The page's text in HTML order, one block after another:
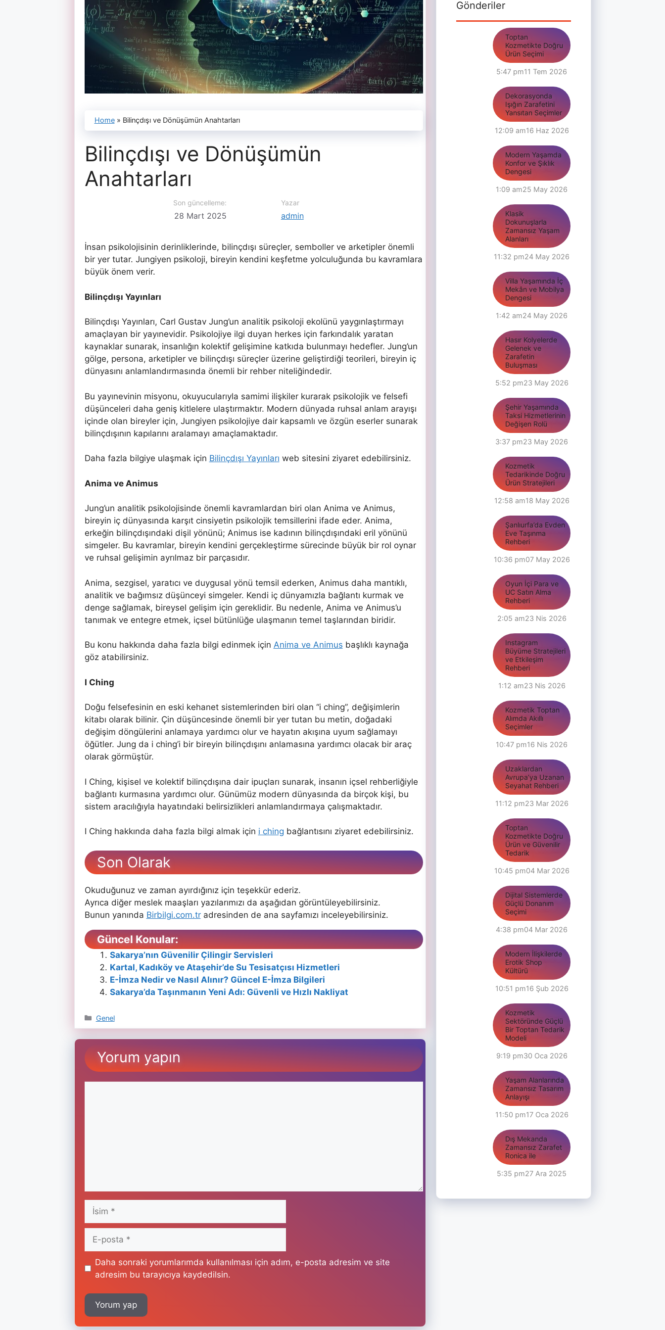
Home» Bilinçdışı ve Dönüşümün Anahtarları
Bilinçdışı ve Dönüşümün
Anahtarları
Son güncelleme:
28 Mart 2025
Yazar
admin
İnsan psikolojisinin derinliklerinde, bilinçdışı süreçler, semboller ve arketipler önemli
bir yer tutar. Jungiyen psikoloji, bireyin kendini keşfetme yolculuğunda bu kavramlara
büyük önem verir.
Bilinçdışı Yayınları
Bilinçdışı Yayınları, Carl Gustav Jung’un analitik psikoloji ekolünü yaygınlaştırmayı
amaçlayan bir yayınevidir. Psikolojiye ilgi duyan herkes için farkındalık yaratan
kaynaklar sunarak, insanlığın kolektif gelişimine katkıda bulunmayı hedefler. Jung’un
gölge, persona, arketipler ve bilinçdışı süreçler üzerine geliştirdiği teorileri, bireyin iç
dünyasını anlamlandırmasında önemli bir rehber niteliğindedir.
Bu yayınevinin misyonu, okuyucularıyla samimi ilişkiler kurarak psikolojik ve felsefi
düşünceleri daha geniş kitlelere ulaştırmaktır. Modern dünyada ruhsal anlam arayışı
içinde olan bireyler için, Jungiyen psikolojiye dair kapsamlı ve özgün eserler sunarak
bilinçdışının kapılarını aralamayı amaçlamaktadır.
Daha fazla bilgiye ulaşmak için Bilinçdışı Yayınları web sitesini ziyaret edebilirsiniz.
Anima ve Animus
Jung’un analitik psikolojisinde önemli kavramlardan biri olan Anima ve Animus,
bireyin iç dünyasında karşıt cinsiyetin psikolojik temsillerini ifade eder. Anima,
erkeğin bilinçdışındaki dişil yönünü; Animus ise kadının bilinçdışındaki eril yönünü
simgeler. Bu kavramlar, bireyin kendini gerçekleştirme sürecinde büyük bir rol oynar
ve ruhsal gelişimin ayrılmaz bir parçasıdır.
Anima, sezgisel, yaratıcı ve duygusal yönü temsil ederken, Animus daha mantıklı,
analitik ve bağımsız düşünceyi simgeler. Kendi iç dünyamızla bağlantı kurmak ve
denge sağlamak, bireysel gelişim için gereklidir. Bu nedenle, Anima ve Animus’u
tanımak ve entegre etmek, içsel bütünlüğe ulaşmanın temel taşlarından biridir.
Bu konu hakkında daha fazla bilgi edinmek için Anima ve Animus başlıklı kaynağa
göz atabilirsiniz.
I Ching
Doğu felsefesinin en eski kehanet sistemlerinden biri olan “i ching”, değişimlerin
kitabı olarak bilinir. Çin düşüncesinde önemli bir yer tutan bu metin, doğadaki
değişim döngülerini anlamaya yardımcı olur ve hayatın akışına uyum sağlamayı
öğütler. Jung da i ching’i bir bireyin bilinçdışını anlamasına yardımcı olacak bir araç
olarak görmüştür.
I Ching, kişisel ve kolektif bilinçdışına dair ipuçları sunarak, insanın içsel rehberliğiyle
bağlantı kurmasına yardımcı olur. Günümüz modern dünyasında da birçok kişi, bu
sistem aracılığıyla hayatındaki belirsizlikleri anlamlandırmaya çalışmaktadır.
I Ching hakkında daha fazla bilgi almak için i ching bağlantısını ziyaret edebilirsiniz.
SonOlarak
Okuduğunuz ve zaman ayırdığınız için teşekkür ederiz.
Ayrıca diğer meslek maaşları yazılarımızı da aşağıdan görüntüleyebilirsiniz.
Bunun yanında Birbilgi.com.tradresinden de ana sayfamızı inceleyebilirsiniz.
Güncel Konular:
Sakarya’nın Güvenilir Çilingir Servisleri
Kartal, Kadıköy ve Ataşehir’de Su Tesisatçısı Hizmetleri
E-İmza Nedir ve Nasıl Alınır? Güncel E-İmza Bilgileri
Sakarya’da Taşınmanın Yeni Adı: Güvenli ve Hızlı Nakliyat
Kategoriler
Genel
Yorum yapın
İsim
posta
Daha sonraki yorumlarımda kullanılması için adım, e-posta adresim ve site
adresim bu tarayıcıya kaydedilsin.
Gönderiler
Toptan
Kozmetikte Doğru
Ürün Seçimi
5:47 pm11 Tem 2026
Dekorasyonda
Işığın Zarafetini
Yansıtan Seçimler
12:09 am16 Haz 2026
Modern Yaşamda
Konfor ve Şıklık
Dengesi
1:09 am25 May 2026
Klasik
Dokunuşlarla
Zamansız Yaşam
Alanları
11:32 pm24 May 2026
Villa Yaşamında İç
Mekân ve Mobilya
Dengesi
1:42 am24 May 2026
Hasır Kolyelerde
Gelenek ve
Zarafetin
Buluşması
5:52 pm23 May 2026
Şehir Yaşamında
Taksi Hizmetlerinin
Değişen Rolü
3:37 pm23 May 2026
Kozmetik
Tedarikinde Doğru
Ürün Stratejileri
12:58 am18 May 2026
Şanlıurfa’da Evden
Eve Taşınma
Rehberi
10:36 pm07 May 2026
Oyun İçi Para ve
UC Satın Alma
Rehberi
2:05 am23 Nis 2026
Instagram
Büyüme Stratejileri
ve Etkileşim
Rehberi
1:12 am23 Nis 2026
Kozmetik Toptan
Alımda Akıllı
Seçimler
10:47 pm16 Nis 2026
Uzaklardan
Avrupa’ya Uzanan
Seyahat Rehberi
11:12 pm23 Mar 2026
Toptan
Kozmetikte Doğru
Ürün ve Güvenilir
Tedarik
10:45 pm04 Mar 2026
Dijital Sistemlerde
Güçlü Donanım
Seçimi
4:38 pm04 Mar 2026
Modern İlişkilerde
Erotik Shop
Kültürü
10:51 pm16 Şub 2026
Kozmetik
Sektöründe Güçlü
Bir Toptan Tedarik
Modeli
9:19 pm30 Oca 2026
Yaşam Alanlarında
Zamansız Tasarım
Anlayışı
11:50 pm17 Oca 2026
Dış Mekanda
Zamansız Zarafet
Ronica ile
5:35 pm27 Ara 2025